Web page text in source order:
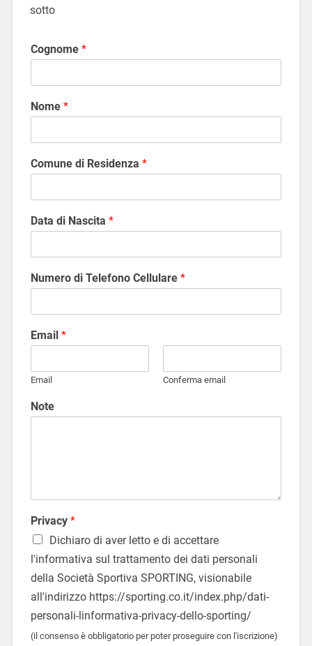
sotto
Cognome *
Nome *
Comune di Residenza *
Data di Nascita *
Numero di Telefono Cellulare *
Email *
Email Conferma email
Note
Privacy *
Dichiaro di aver letto e di accettare
l'informativa sul trattamento dei dati personali
della Società Sportiva SPORTING, visionabile
all'indirizzo https://sporting.co.it/index.php/dati-
personali-linformativa-privacy-dello-sporting/
(il consenso è obbligatorio per poter proseguire con l'iscrizione)